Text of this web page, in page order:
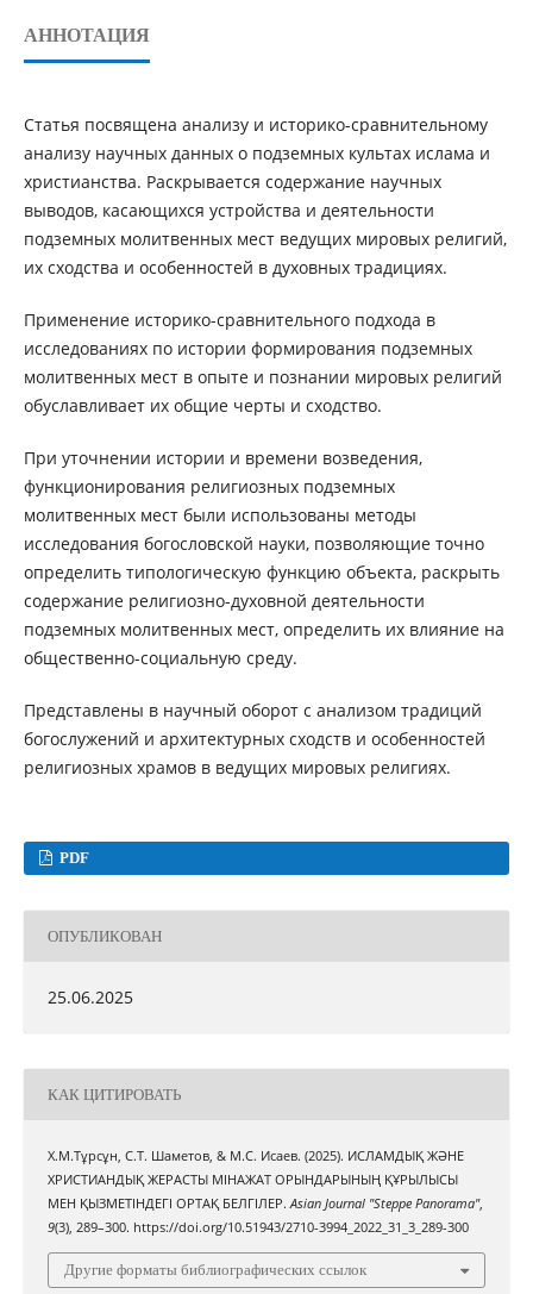
АННОТАЦИЯ
Статья посвящена анализу и историко-сравнительному
анализу научных данных о подземных культах ислама и
христианства. Раскрывается содержание научных
выводов, касающихся устройства и деятельности
подземных молитвенных мест ведущих мировых религий,
их сходства и особенностей в духовных традициях.
Применение историко-сравнительного подхода в
исследованиях по истории формирования подземных
молитвенных мест в опыте и познании мировых религий
обуславливает их общие черты и сходство.
При уточнении истории и времени возведения,
функционирования религиозных подземных
молитвенных мест были использованы методы
исследования богословской науки, позволяющие точно
определить типологическую функцию объекта, раскрыть
содержание религиозно-духовной деятельности
подземных молитвенных мест, определить их влияние на
общественно-социальную среду.
Представлены в научный оборот с анализом традиций
богослужений и архитектурных сходств и особенностей
религиозных храмов в ведущих мировых религиях.
PDF
ОПУБЛИКОВАН
25.06.2025
КАК ЦИТИРОВАТЬ
Х.М.Тұрсұн, С.Т. Шаметов, & М.С. Исаев. (2025). ИСЛАМДЫҚ ЖӘНЕ
ХРИСТИАНДЫҚ ЖЕРАСТЫ МІНАЖАТ ОРЫНДАРЫНЫҢ ҚҰРЫЛЫСЫ
МЕН ҚЫЗМЕТІНДЕГІ ОРТАҚ БЕЛГІЛЕР.Asian Journal "Steppe Panorama",
9(3), 289–300. https://doi.org/10.51943/2710-3994_2022_31_3_289-300
Другие форматы библиографических ссылок